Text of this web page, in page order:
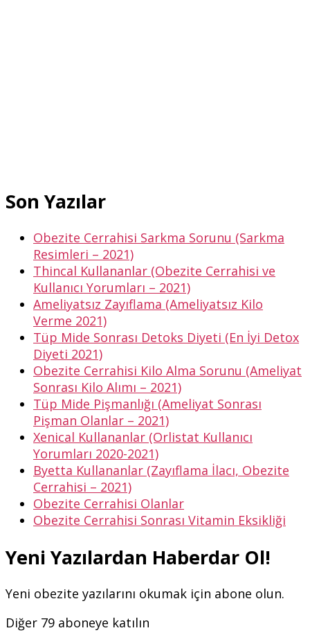
Son Yazılar
Obezite Cerrahisi Sarkma Sorunu (Sarkma
Resimleri – 2021)
Thincal Kullananlar (Obezite Cerrahisi ve
Kullanıcı Yorumları – 2021)
Ameliyatsız Zayıflama (Ameliyatsız Kilo
Verme 2021)
Tüp Mide Sonrası Detoks Diyeti (En İyi Detox
Diyeti 2021)
Obezite Cerrahisi Kilo Alma Sorunu (Ameliyat
Sonrası Kilo Alımı – 2021)
Tüp Mide Pişmanlığı (Ameliyat Sonrası
Pişman Olanlar – 2021)
Xenical Kullananlar (Orlistat Kullanıcı
Yorumları 2020-2021)
Byetta Kullananlar (Zayıflama İlacı, Obezite
Cerrahisi – 2021)
Obezite Cerrahisi Olanlar
Obezite Cerrahisi Sonrası Vitamin Eksikliği
Yeni Yazılardan Haberdar Ol!
Yeni obezite yazılarını okumak için abone olun.
Diğer 79 aboneye katılın